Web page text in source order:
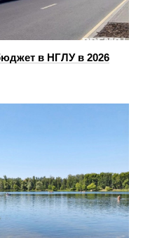
в НГЛУ в 2026